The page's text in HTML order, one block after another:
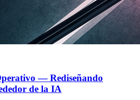
— Rediseñando
de la IA